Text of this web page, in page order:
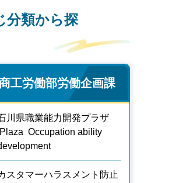
分類から探
工労働部労働企画課
川県職業能力開発プラザ
Plaza Occupation ability
スタマーハラスメント防止